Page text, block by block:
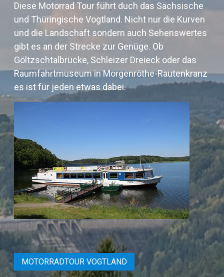
Diese Motorrad Tour führt duch das Sächsische
und Thüringische Vogtland. Nicht nur die Kurven
und die Landschaft sondern auch Sehenswertes
gibt es an der Strecke zur Genüge. Ob
Göltzschtalbrücke, Schleizer Dreieck oder das
Raumfahrtmuseum in Morgenröthe-Rautenkranz
es ist für jeden etwas dabei.
MOTORRADTOUR VOGTLAND